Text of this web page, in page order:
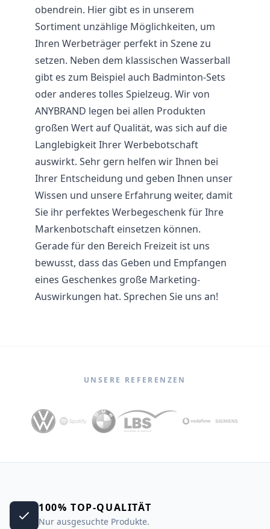
obendrein. Hier gibt es in unserem
Sortiment unzählige Möglichkeiten, um
Ihren Werbeträger perfekt in Szene zu
setzen. Neben dem klassischen Wasserball
gibt es zum Beispiel auch Badminton-Sets
oder anderes tolles Spielzeug. Wir von
ANYBRAND legen bei allen Produkten
großen Wert auf Qualität, was sich auf die
Langlebigkeit Ihrer Werbebotschaft
auswirkt. Sehr gern helfen wir Ihnen bei
Ihrer Entscheidung und geben Ihnen unser
Wissen und unsere Erfahrung weiter, damit
Sie ihr perfektes Werbegeschenk für Ihre
Markenbotschaft einsetzen können.
Gerade für den Bereich Freizeit ist uns
bewusst, dass das Geben und Empfangen
eines Geschenkes große Marketing-
Auswirkungen hat. Sprechen Sie uns an!
UNSERE REFERENZEN
100% TOP-QUALITÄT
Nur ausgesuchte Produkte.